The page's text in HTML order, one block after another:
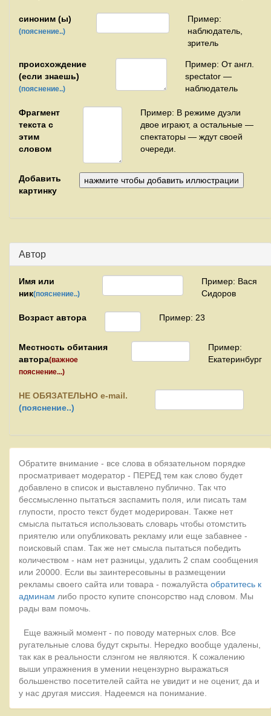
синоним (ы)
(пояснение..)
Пример:
наблюдатель,
зритель
происхождение
(если знаешь)
(пояснение..)
Пример: От англ.
spectator —
наблюдатель
Фрагмент
текста с
этим
словом
Пример: В режиме дуэли
двое играют, а остальные —
спектаторы — ждут своей
очереди.
Добавить
картинку
Автор
Имя или
ник(пояснение..)
Пример: Вася
Сидоров
Возраст автора Пример: 23
Местность обитания
автора(важное
пояснение...)
Пример:
Екатеринбург
НЕ ОБЯЗАТЕЛЬНО e-mail.
(пояснение..)
Обратите внимание - все слова в обязательном порядке
просматривает модератор - ПЕРЕД тем как слово будет
добавлено в список и выставлено публично. Так что
бессмысленно пытаться заспамить поля, или писать там
глупости, просто текст будет модерирован. Также нет
смысла пытаться использовать словарь чтобы отомстить
приятелю или опубликовать рекламу или еще забавнее -
поисковый спам. Так же нет смысла пытаться победить
количеством - нам нет разницы, удалить 2 спам сообщения
или 20000. Если вы заинтересовыны в размещении
рекламы своего сайта или товара - пожалуйста обратитесь к
админам либо просто купите спонсорство над словом. Мы
рады вам помочь.
Еще важный момент - по поводу матерных слов. Все
ругательные слова будут скрыты. Нередко вообще удалены,
так как в реальности слэнгом не являются. К сожалению
выши упражнения в умении нецензурно выражаться
большенство посетителей сайта не увидит и не оценит, да и
у нас другая миссия. Надеемся на понимание.